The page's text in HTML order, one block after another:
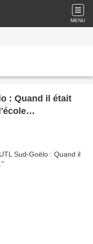
MENU
: Quand il était